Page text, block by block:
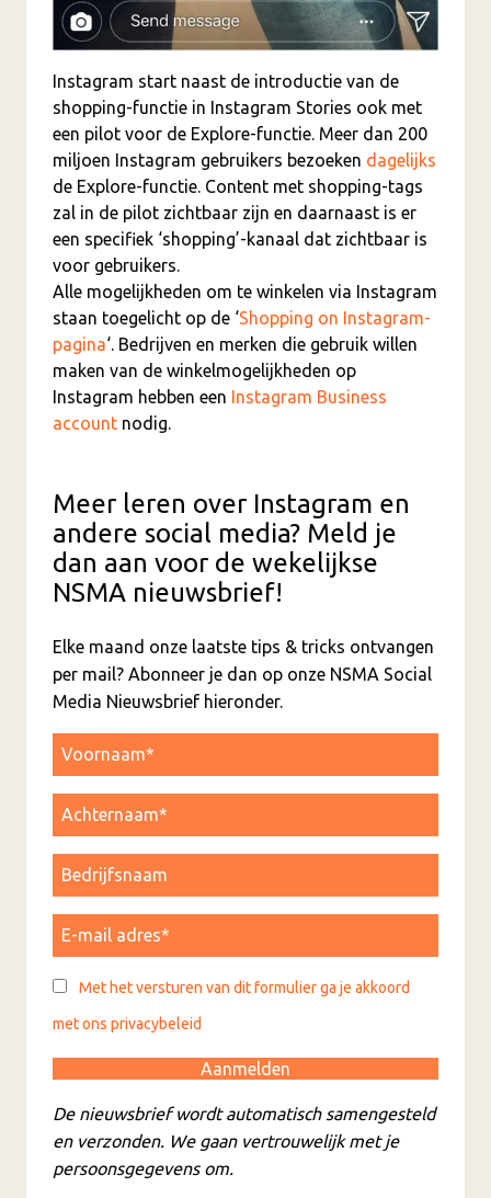
Instagram start naast de introductie van de
shopping-functie in Instagram Stories ook met
een pilot voor de Explore-functie. Meer dan 200
miljoen Instagram gebruikers bezoeken dagelijks
de Explore-functie. Content met shopping-tags
zal in de pilot zichtbaar zijn en daarnaast is er
een specifiek ‘shopping’-kanaal dat zichtbaar is
voor gebruikers.
Alle mogelijkheden om te winkelen via Instagram
staan toegelicht op de ‘Shopping on Instagram-
pagina‘. Bedrijven en merken die gebruik willen
maken van de winkelmogelijkheden op
Instagram hebben een Instagram Business
account nodig.
Meer leren over Instagram en
andere social media? Meld je
dan aan voor de wekelijkse
NSMA nieuwsbrief!
Elke maand onze laatste tips & tricks ontvangen
per mail? Abonneer je dan op onze NSMA Social
Media Nieuwsbrief hieronder.
Met het versturen van dit formulier ga je akkoord
met ons privacybeleid
De nieuwsbrief wordt automatisch samengesteld
en verzonden. We gaan vertrouwelijk met je
persoonsgegevens om.